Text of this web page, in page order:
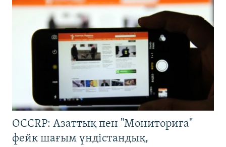
OCCRP: Азаттық пен "Мониториға"
фейк шағым үндістандық,